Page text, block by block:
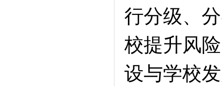
行分级、
校提升风
设与学校